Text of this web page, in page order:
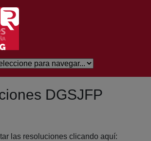
DGSJFP
las resoluciones clicando aquí: